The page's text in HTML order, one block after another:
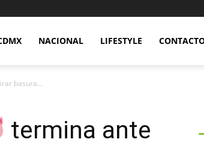
NACIONAL LIFESTYLE
basura...
termina ante